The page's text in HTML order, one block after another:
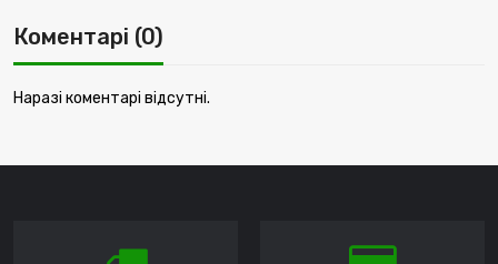
Коментарі (0)
Наразі коментарі відсутні.